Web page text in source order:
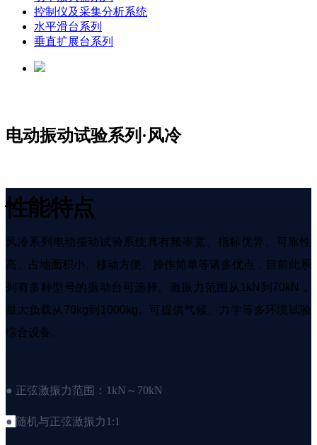
控制仪及采集分析系统
水平滑台系列
垂直扩展台系列
电动振动试验系列·风冷
性能特点
风冷系列电动振动试验系统具有频率宽、指标优异、可靠性
高、占地面积小、移动方便、操作简单等诸多优点，目前此系
列有多种型号的振动台可选择。激振力范围从1kN到70kN，
最大负载从70kg到1000kg。可提供气候、力学等多环境试验
综合设备。
● 正弦激振力范围：1kN～70kN
● 随机与正弦激振力1:1